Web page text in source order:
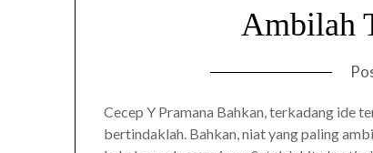
Ambilah
Cecep Y Pramana Bahkan, terkadang ide
bertindaklah. Bahkan, niat yang paling